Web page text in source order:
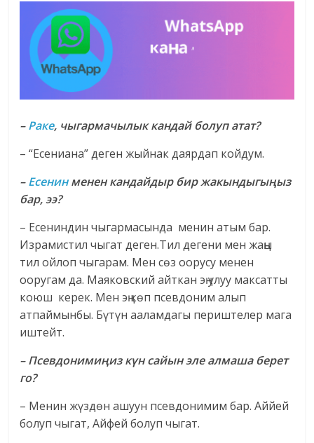
–Раке, чыгармачылык кандай болуп атат?
– “Есениана” деген жыйнак даярдап койдум.
–Есенинменен кандайдыр бир жакындыгыңыз
бар, ээ?
– Есениндин чыгармасында менин атым бар.
Израмистил чыгат деген.Тил дегени мен жаңы
тил ойлоп чыгарам. Мен сөз оорусу менен
ооругам да. Маяковский айткан эң улуу максатты
коюш керек. Мен эң көп псевдоним алып
атпаймынбы. Бүтүн ааламдагы периштелер мага
иштейт.
– Псевдонимиңиз күн сайын эле алмаша берет
го?
– Менин жүздөн ашуун псевдонимим бар. Аййей
болуп чыгат, Айфей болуп чыгат.